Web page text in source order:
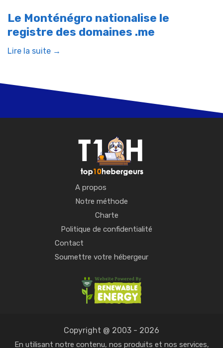
Le Monténégro nationalise le
registre des domaines .me
Lire la suite →
A propos
Notre méthode
Charte
Politique de confidentialité
Contact
Soumettre votre hébergeur
Copyright @ 2003 - 2026
En utilisant notre contenu, nos produits et nos services,